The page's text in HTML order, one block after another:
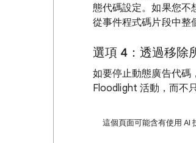
態代碼設定。如果您不
從事件程式碼片段中整
選項 4：透過移除
如要停止動態廣告代碼
Floodlight 活動，而不
這個頁面可能含有使用 AI